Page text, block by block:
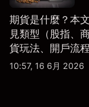
期貨是什麼？本
見類型（股指、
貨玩法、開戶流
10:57, 16 6月 2026